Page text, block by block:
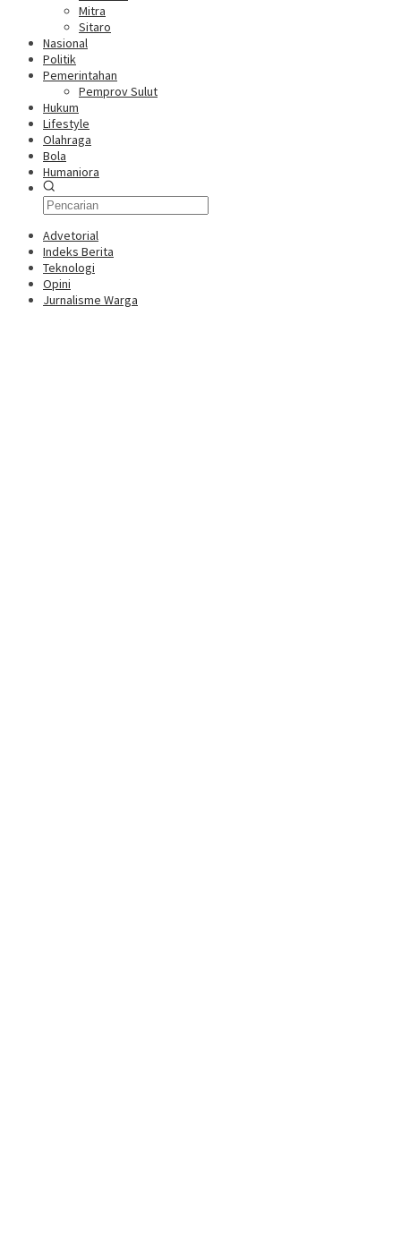
Mitra
Sitaro
Nasional
Politik
Pemerintahan
Pemprov Sulut
Hukum
Lifestyle
Olahraga
Bola
Humaniora
Advetorial
Indeks Berita
Teknologi
Opini
Jurnalisme Warga